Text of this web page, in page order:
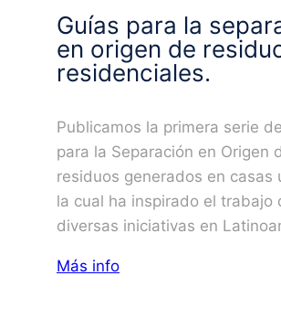
Guías para la
en origen de
residenciales.
Publicamos la primera serie
para la Separación en Origen
residuos generados en casas
la cual ha inspirado el trabajo
diversas iniciativas en
Más info